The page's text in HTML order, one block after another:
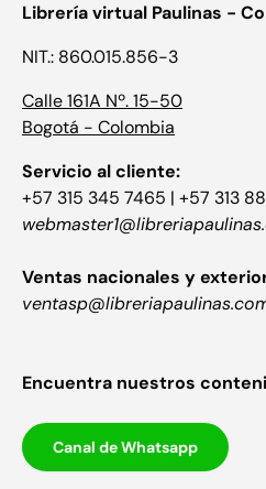
Librería virtual Paulinas -
NIT.: 860.015.856-3
Calle 161A Nº. 15-50
Bogotá - Colombia
Servicio al cliente:
+57 315 345 7465 | +57 313
Ventas nacionales y
Encuentra nuestros
Canal de Whatsapp